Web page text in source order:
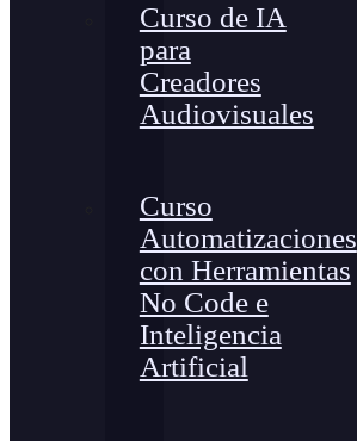
Curso de IA
para
Creadores
Audiovisuales
Curso
Automatizaciones
con Herramientas
No Code e
Inteligencia
Artificial